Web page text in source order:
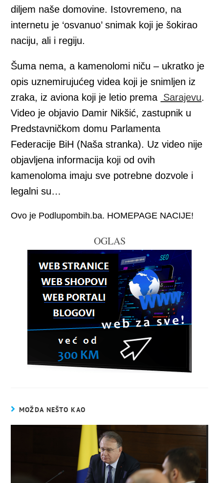
diljem naše domovine. Istovremeno, na
internetu je ‘osvanuo’ snimak koji je šokirao
naciju, ali i regiju.
Šuma nema, a kamenolomi niču – ukratko je
opis uznemirujućeg videa koji je snimljen iz
zraka, iz aviona koji je letio prema Sarajevu.
Video je objavio Damir Nikšić, zastupnik u
Predstavničkom domu Parlamenta
Federacije BiH (Naša stranka). Uz video nije
objavljena informacija koji od ovih
kamenoloma imaju sve potrebne dozvole i
legalni su…
Ovo je Podlupombih.ba. HOMEPAGE NACIJE!
OGLAS
MOŽDA NEŠTO KAO